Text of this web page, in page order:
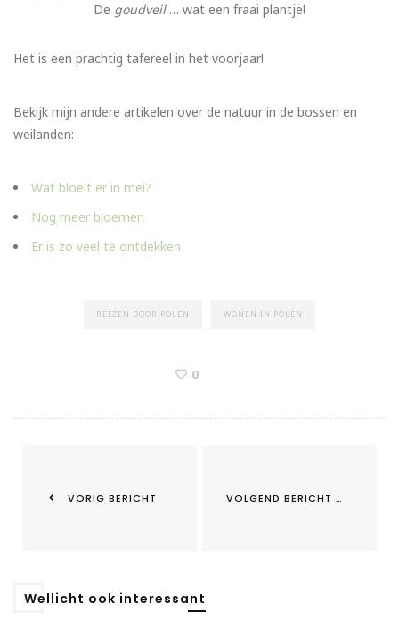
De goudveil… wat een fraai plantje!
Het is een prachtig tafereel in het voorjaar!
Bekijk mijn andere artikelen over de natuur in de bossen en
weilanden:
Wat bloeit er in mei?
Nog meer bloemen
Er is zo veel te ontdekken
REIZEN DOOR POLEN WONEN IN POLEN
0
VORIG BERICHT VOLGEND BERICHT
Wellicht ook interessant